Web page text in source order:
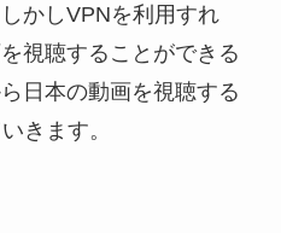
かしVPNを利用すれ
視聴することができる
日本の動画を視聴する
きます。